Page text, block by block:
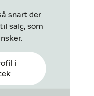
snart der
salg, som
i